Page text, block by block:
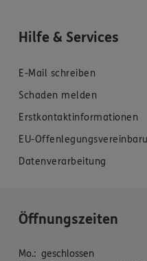
Hilfe & Services
E-Mail schreiben
Schaden melden
Erstkontaktinformationen
EU-
Datenverarbeitung
Öffnungszeiten
Mo.: geschlossen